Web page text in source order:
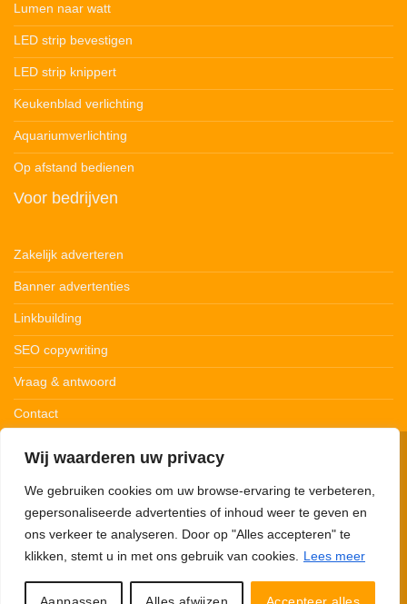
Wij waarderen uw privacy
We gebruiken cookies om uw browse-ervaring te verbeteren,
gepersonaliseerde advertenties of inhoud weer te geven en
ons verkeer te analyseren. Door op "Alles accepteren" te
klikken, stemt u in met ons gebruik van cookies.
Lees meer
Lumen naar watt
LED strip bevestigen
LED strip knippert
Keukenblad verlichting
Aquariumverlichting
Op afstand bedienen
Voor bedrijven
Zakelijk adverteren
Banner advertenties
Linkbuilding
SEO copywriting
Vraag & antwoord
Contact
Privacybeleid Cookiebeleid Disclaimer
123Ledstrips.nl neemt deel aan advertentieprogramma’s om commissie te